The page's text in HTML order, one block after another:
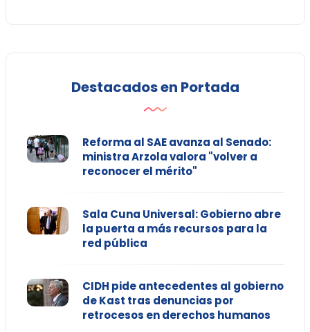
Destacados en Portada
Reforma al SAE avanza al Senado:
ministra Arzola valora "volver a
reconocer el mérito"
Sala Cuna Universal: Gobierno abre
la puerta a más recursos para la
red pública
CIDH pide antecedentes al gobierno
de Kast tras denuncias por
retrocesos en derechos humanos